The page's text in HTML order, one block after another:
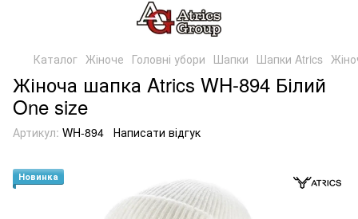
Каталог Жіноче Головні убори Шапки Шапки Atrics
Жіноча шапка Atrics WH-894 Білий
One size
Артикул: WH-894 Написати відгук
Новинка